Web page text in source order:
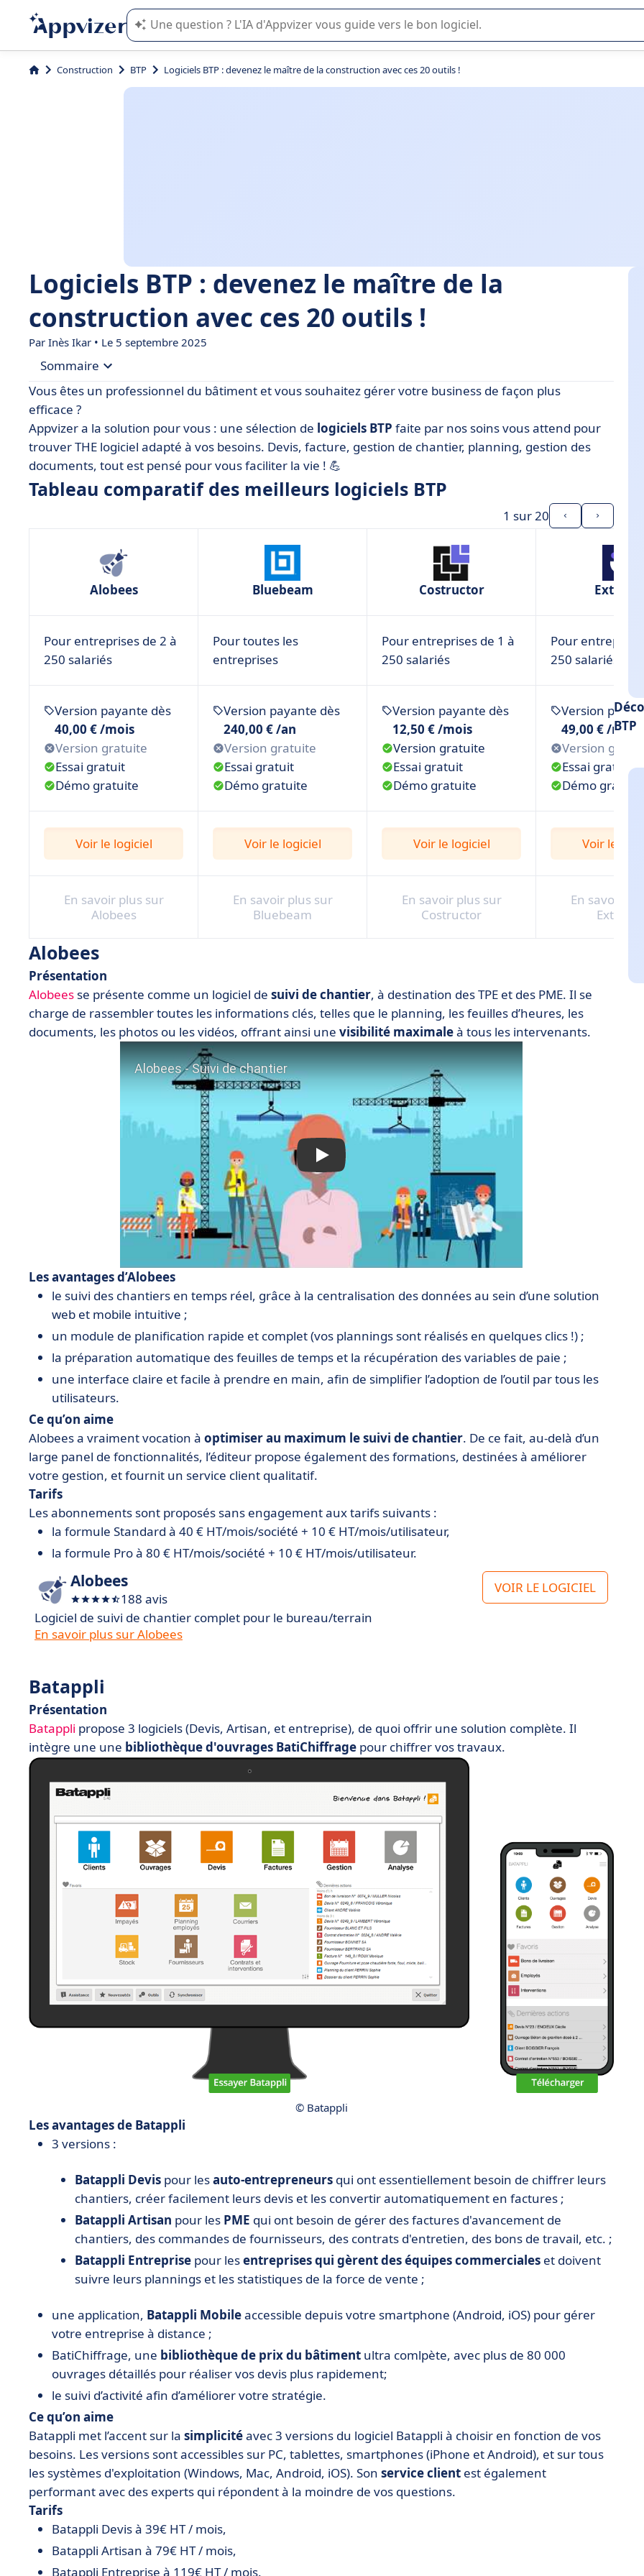
L'IA de Appvizer vous guide dans l'utilisation ou la sélection de logiciel SaaS en entreprise.
Construction BTP Logiciels BTP : devenez le maître de la construction avec ces 20 outils !
Logiciels BTP : devenez le maître de la
construction avec ces 20 outils !
Par Inès Ikar • Le 5 septembre 2025
Sommaire
• Tableau comparatif des meilleurs logiciels BTP
• Alobees
• Batappli
• Bluebeam
• Gladiasoft
• kelvin
• myB2O BTP
• Novade
• Obat
• Onaya
• Sage Batigest
• Vertuoza
• Comment choisir le meilleur logiciel BTP ?
• Nos derniers conseils
Vous êtes un professionnel du bâtiment et vous souhaitez gérer votre business de façon plus
efficace ?
Appvizer a la solution pour vous : une sélection de logiciels BTP faite par nos soins vous attend pour
trouver THE logiciel adapté à vos besoins. Devis, facture, gestion de chantier, planning, gestion des
documents, tout est pensé pour vous faciliter la vie ! 💪
Tableau comparatif des meilleurs logiciels BTP
1 sur 20
Alobees Bluebeam Costructor Extrabat
Pour entreprises de 2 à
250 salariés
Pour toutes les
entreprises
Pour entreprises de 1 à
250 salariés
Pour entreprises
250 salariés
Version payante dès
40,00 € /mois
Version gratuite
Essai gratuit
Démo gratuite
Version payante dès
240,00 € /an
Version gratuite
Essai gratuit
Démo gratuite
Version payante dès
12,50 € /mois
Version gratuite
Essai gratuit
Démo gratuite
Version
49,00 € /mois
Version
Essai gratuit
Démo gratuite
Voir le logiciel Voir le logiciel Voir le logiciel Voir le
En savoir plus sur
Alobees
En savoir plus sur
Bluebeam
En savoir plus sur
Costructor
En savoir
Extrabat
Alobees
Présentation
Alobees se présente comme un logiciel de suivi de chantier, à destination des TPE et des PME. Il se
charge de rassembler toutes les informations clés, telles que le planning, les feuilles d’heures, les
documents, les photos ou les vidéos, offrant ainsi une visibilité maximaleà tous les intervenants.
Les avantages d’Alobees
le suivi des chantiers en temps réel, grâce à la centralisation des données au sein d’une solution
web et mobile intuitive ;
un module de planification rapide et complet (vos plannings sont réalisés en quelques clics !) ;
la préparation automatique des feuilles de temps et la récupération des variables de paie ;
une interface claire et facile à prendre en main, afin de simplifier l’adoption de l’outil par tous les
utilisateurs.
Ce qu’on aime
Alobees a vraiment vocation à optimiser au maximum le suivi de chantier. De ce fait, au-delà d’un
large panel de fonctionnalités, l’éditeur propose également des formations, destinées à améliorer
votre gestion, et fournit un service client qualitatif.
Tarifs
Les abonnements sont proposés sans engagement aux tarifs suivants :
la formule Standard à 40 € HT/mois/société + 10 € HT/mois/utilisateur,
la formule Pro à 80 € HT/mois/société + 10 € HT/mois/utilisateur.
Alobees
188 avis
VOIR LE LOGICIEL
Logiciel de suivi de chantier complet pour le bureau/terrain
En savoir plus sur Alobees
Batappli
Présentation
Batappli propose 3 logiciels (Devis, Artisan, et entreprise), de quoi offrir une solution complète. Il
intègre une une bibliothèque d'ouvrages BatiChiffrage pour chiffrer vos travaux.
© Batappli
Les avantages de Batappli
3 versions :
Batappli Devis pour lesauto-entrepreneurs qui ont essentiellement besoin de chiffrer leurs
chantiers, créer facilement leurs devis et les convertir automatiquement en factures ;
Batappli Artisan pour les PME qui ont besoin de gérer des factures d'avancement de
chantiers, des commandes de fournisseurs, des contrats d'entretien, des bons de travail, etc. ;
Batappli Entreprise pour lesentreprises qui gèrent des équipes commerciales et doivent
suivre leurs plannings et les statistiques de la force de vente ;
une application, Batappli Mobileaccessible depuis votre smartphone (Android, iOS) pour gérer
votre entreprise à distance ;
BatiChiffrage, une bibliothèque de prix du bâtiment ultra comlpète, avec plus de 80 000
ouvrages détaillés pour réaliser vos devis plus rapidement;
le suivi d’activité afin d’améliorer votre stratégie.
Ce qu’on aime
Batappli met l’accent sur la simplicitéavec 3 versions du logiciel Batappli à choisir en fonction de vos
besoins. Les versions sont accessibles sur PC, tablettes, smartphones (iPhone et Android), et sur tous
les systèmes d'exploitation (Windows, Mac, Android, iOS). Son service client est également
performant avec des experts qui répondent à la moindre de vos questions.
Tarifs
Batappli Devis à 39€ HT / mois,
Batappli Artisan à 79€ HT / mois,
Batappli Entreprise à 119€ HT / mois.
BTP